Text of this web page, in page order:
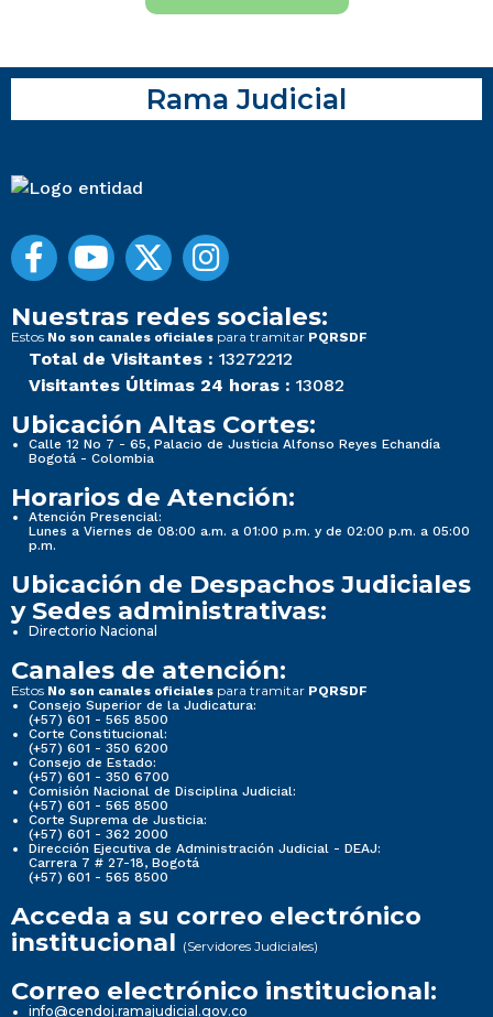
Rama Judicial
Nuestras redes sociales:
Estos No son canales oficiales para tramitar PQRSDF
Total de Visitantes : 13272212
Visitantes Últimas 24 horas : 13082
Ubicación Altas Cortes:
Calle 12 No 7 - 65, Palacio de Justicia Alfonso Reyes Echandía
Bogotá - Colombia
Horarios de Atención:
Atención Presencial:
Lunes a Viernes de 08:00 a.m. a 01:00 p.m. y de 02:00 p.m. a 05:00
p.m.
Ubicación de Despachos Judiciales
y Sedes administrativas:
Directorio Nacional
Canales de atención:
Estos No son canales oficiales para tramitar PQRSDF
Consejo Superior de la Judicatura:
(+57) 601 - 565 8500
Corte Constitucional:
(+57) 601 - 350 6200
Consejo de Estado:
(+57) 601 - 350 6700
Comisión Nacional de Disciplina Judicial:
(+57) 601 - 565 8500
Corte Suprema de Justicia:
(+57) 601 - 362 2000
Dirección Ejecutiva de Administración Judicial - DEAJ:
Carrera 7 # 27-18, Bogotá
(+57) 601 - 565 8500
Acceda a su correo electrónico
institucional (Servidores Judiciales)
Correo electrónico institucional:
info@cendoj.ramajudicial.gov.co